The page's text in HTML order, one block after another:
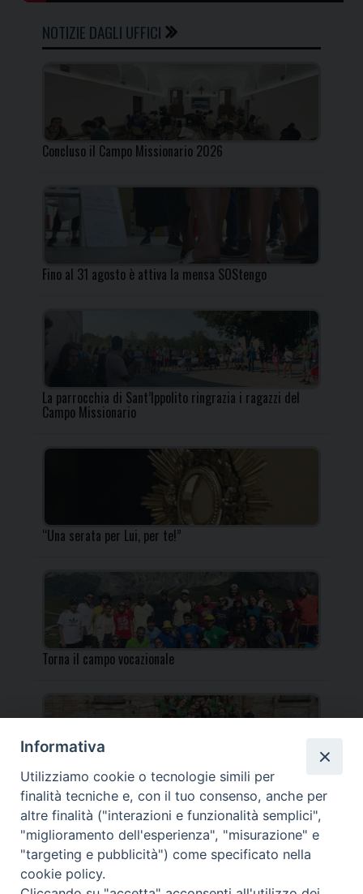
NOTIZIE DAGLI UFFICI
Concluso il Campo Missionario 2026
Fino al 31 agosto è attiva la mensa SOStengo
La parrocchia di Sant’Ippolito ringrazia i ragazzi del
Campo Missionario
“Una serata per Lui, per te!”
Torna il campo vocazionale
Torna il Campo Missionario Diocesano
_____________________________________________________
Informativa
Utilizziamo cookie o tecnologie simili per
finalità tecniche e, con il tuo consenso, anche per
altre finalità ("interazioni e funzionalità semplici",
"miglioramento dell'esperienza", "misurazione" e
"targeting e pubblicità") come specificato nella
cookie policy.